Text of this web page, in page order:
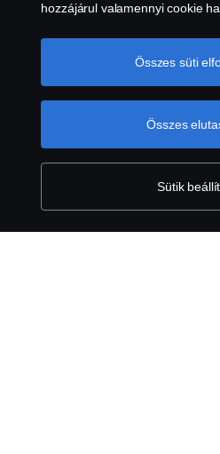
Jogi nyilatkozat
Adatvédelmi nyilatkozat
Lépjen Velünk kapcsolatba
hozzájárul valamennyi cookie
megtudni arról, hogyan
látogasson el cookie-
Önnek lehetősége van az
beállításokat elvégezni.
adatvédelemről
Sütik
Összes
Összes süti